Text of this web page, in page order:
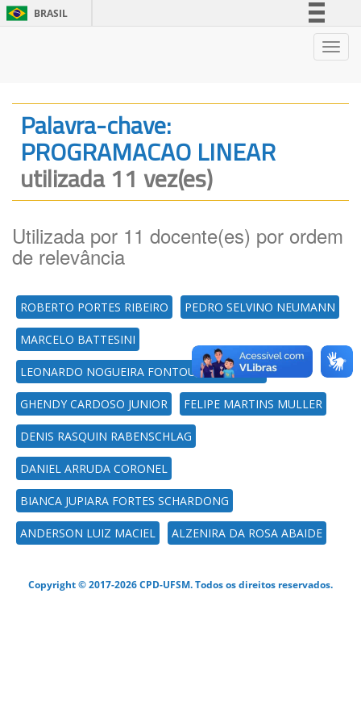
BRASIL
Canais
Palavra-chave:
PROGRAMACAO LINEAR
utilizada 11 vez(es)
Utilizada por 11 docente(es) por ordem
de relevância
ROBERTO PORTES RIBEIRO PEDRO SELVINO NEUMANN
MARCELO BATTESINI
LEONARDO NOGUEIRA FONTOURA DA SILVA
GHENDY CARDOSO JUNIOR FELIPE MARTINS MULLER
DENIS RASQUIN RABENSCHLAG
DANIEL ARRUDA CORONEL
BIANCA JUPIARA FORTES SCHARDONG
ANDERSON LUIZ MACIEL ALZENIRA DA ROSA ABAIDE
Copyright © 2017-2026 CPD-UFSM. Todos os direitos reservados.